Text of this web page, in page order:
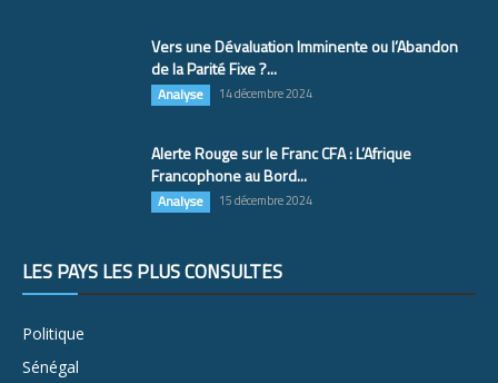
Vers une Dévaluation Imminente ou l’Abandon
de la Parité Fixe ?...
Analyse 14 décembre 2024
Alerte Rouge sur le Franc CFA : L’Afrique
Francophone au Bord...
Analyse 15 décembre 2024
LES PAYS LES PLUS CONSULTÉS
Politique
Sénégal